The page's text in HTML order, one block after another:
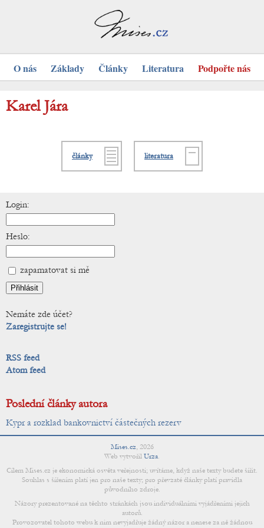
O nás Základy Články Literatura Podpořte nás
Karel Jára
články literatura
Login:
Heslo:
zapamatovat si mě
Nemáte zde účet?
Zaregistrujte se!
RSS feed
Atom feed
Poslední články autora
Kypr a rozklad bankovnictví částečných rezerv
Mises.cz, 2026
Web vytvořil Urza.
Cílem Mises.cz je ekonomická osvěta veřejnosti; uvítáme, když naše texty budete šířit.
Souhlas s šířením platí jen pro naše texty; pro převzaté články platí pravidla
původního zdroje.
Názory prezentované na těchto stránkách jsou individuálními vyjádřeními jejich
autorů.
Provozovatel tohoto webu k nim nevyjadřuje žádný názor a nenese za ně žádnou